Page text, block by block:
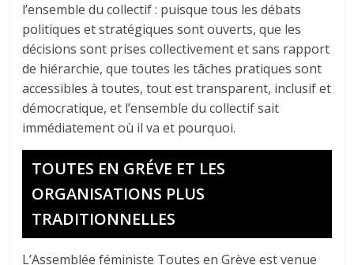
l’ensemble du collectif : puisque tous les débats
politiques et stratégiques sont ouverts, que les
décisions sont prises collectivement et sans rapport
de hiérarchie, que toutes les tâches pratiques sont
accessibles à toutes, tout est transparent, inclusif et
démocratique, et l’ensemble du collectif sait
immédiatement où il va et pourquoi.
TOUTES EN GRÉVE ET LES
ORGANISATIONS PLUS
TRADITIONNELLES
L’Assemblée féministe Toutes en Grève est venue